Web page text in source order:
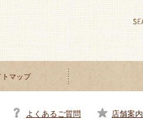
トマップ
よくあるご質問 店舗案内